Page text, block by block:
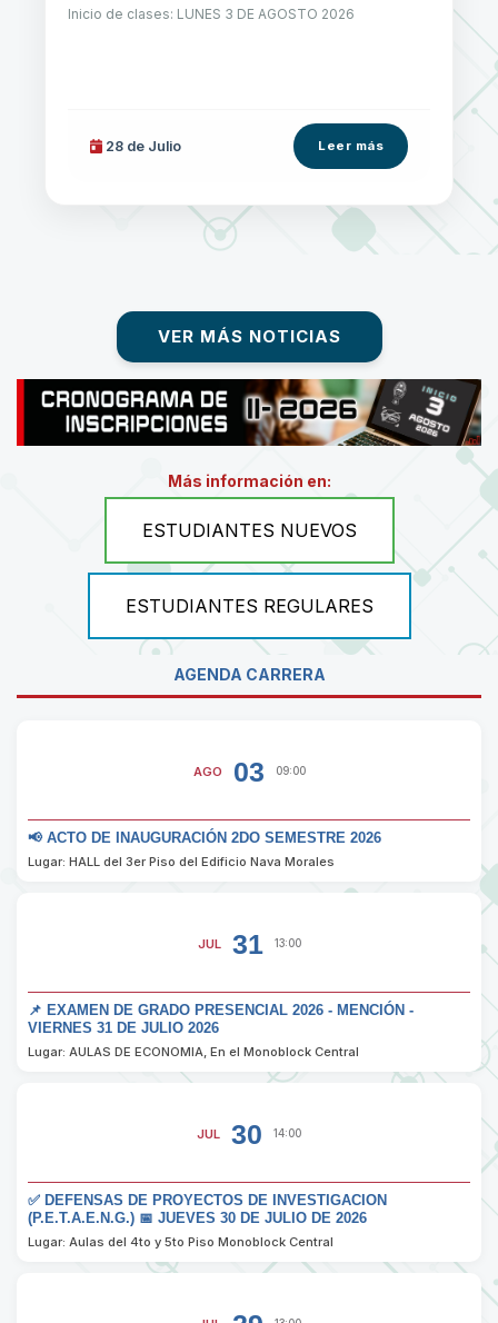
Inicio de clases: LUNES 3 DE AGOSTO 2026
28 de Julio Leer más
VER MÁS NOTICIAS
Más información en:
ESTUDIANTES NUEVOS
ESTUDIANTES REGULARES
AGENDA CARRERA
AGO 03 09:00
📢 ACTO DE INAUGURACIÓN 2DO SEMESTRE 2026
Lugar: HALL del 3er Piso del Edificio Nava Morales
JUL 31 13:00
📌 EXAMEN DE GRADO PRESENCIAL 2026 - MENCIÓN -
VIERNES 31 DE JULIO 2026
Lugar: AULAS DE ECONOMIA, En el Monoblock Central
JUL 30 14:00
✅ DEFENSAS DE PROYECTOS DE INVESTIGACION
(P.E.T.A.E.N.G.) 📅 JUEVES 30 DE JULIO DE 2026
Lugar: Aulas del 4to y 5to Piso Monoblock Central